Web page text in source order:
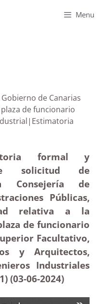
Menu
de Canarias
de funcionario
formal y
solicitud de
Consejería de
Públicas,
relativa a la
de funcionario
Facultativo,
y Arquitectos,
Industriales
(03-06-2024)